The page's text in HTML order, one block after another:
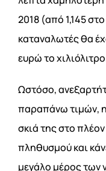
2018 (από 1,145
καταναλωτές θα
ευρώ το
Ωστόσο,
παραπάνω τιμών,
σκιά της στο
πληθυσμού και
μεγάλο μέρος των